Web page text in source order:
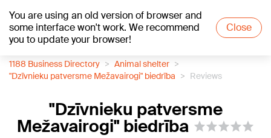
You are using an old version of browser and
some interface won't work. We recommend
you to update your browser!
Close
+19°C
1188 Business Directory
Animal shelter
"Dzīvnieku patversme Mežavairogi" biedrība
Reviews
"Dzīvnieku patversme
Mežavairogi" biedrība